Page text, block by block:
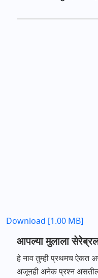
Download [1.00 MB]
आपल्या मुलाला
हे नाव तुम्ही प्रथमच ऐकत
अजूनही अनेक प्रश्न